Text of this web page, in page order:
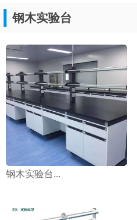
钢木实验台
钢木实验台...